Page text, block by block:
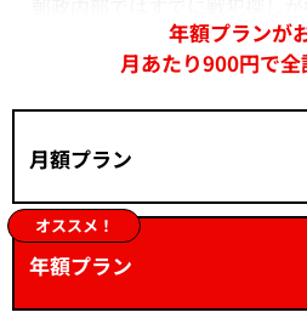
年額プランが
月あたり900円で
月額プラン
オススメ！
年額プラン